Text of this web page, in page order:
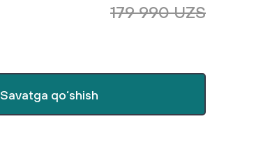
179 990 UZS
Savatga qo‘shish